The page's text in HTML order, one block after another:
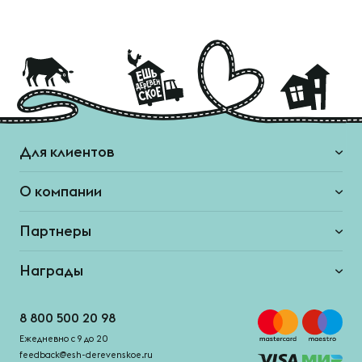
Для клиентов
О компании
Партнеры
Награды
8 800 500 20 98
Ежедневно с 9 до 20
feedback@esh-derevenskoe.ru